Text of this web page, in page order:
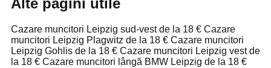
Alte pagini utile
Cazare muncitori Leipzig sud-vest de la 18 € Cazare
muncitori Leipzig Plagwitz de la 18 € Cazare muncitori
Leipzig Gohlis de la 18 € Cazare muncitori Leipzig vest de
la 18 € Cazare muncitori lângă BMW Leipzig de la 18 €